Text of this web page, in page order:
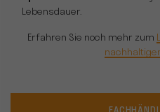
Lebensdauer.
Erfahren Sie noch mehr zum